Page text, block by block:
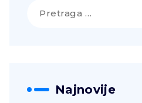
Najnovije